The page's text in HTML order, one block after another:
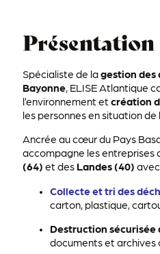
Spécialiste de lagestion des
Bayonne, ELISE Atlantique
l’environnement et création
les personnes en situation de
Ancrée au cœur du Pays
accompagne les entreprises
(64) et des Landes (40)
Collecte et tri des
carton, plastique,
Destruction sécurisée
documents et archives